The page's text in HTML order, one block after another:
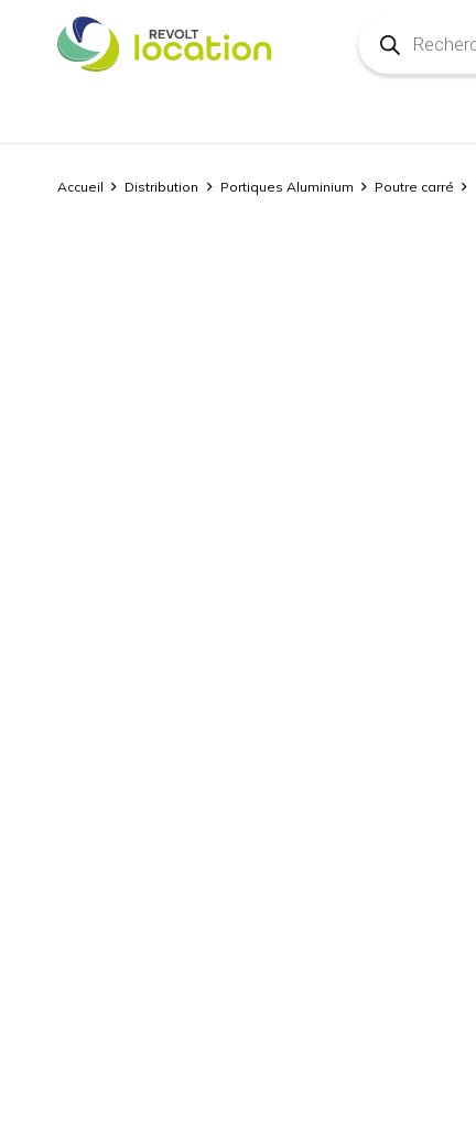
produits
Accueil Distribution Portiques Aluminium Poutre carré